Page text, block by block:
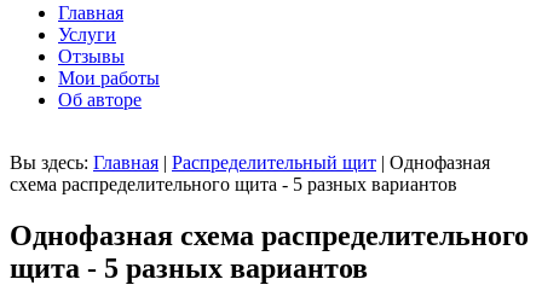
Главная
Услуги
Отзывы
Мои работы
Об авторе
Вы здесь: Главная | Распределительный щит | Однофазная
схема распределительного щита - 5 разных вариантов
Однофазная схема распределительного
щита - 5 разных вариантов